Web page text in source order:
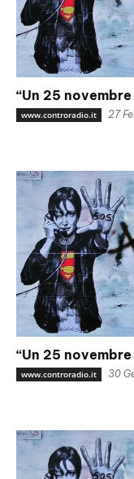
“Un 25
www.controradio.it 27
“Un 25
www.controradio.it 30